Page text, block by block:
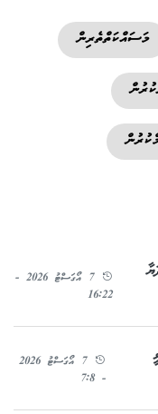
މަސައްކަތްތެރިން
7 އޯގަސްޓު 2026 -
16:22
7 އޯގަސްޓު 2026
- 7:8